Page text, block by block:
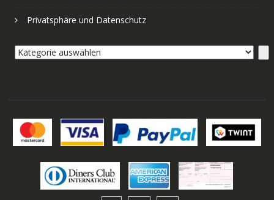
Privatsphäre und Datenschutz
Kategorie